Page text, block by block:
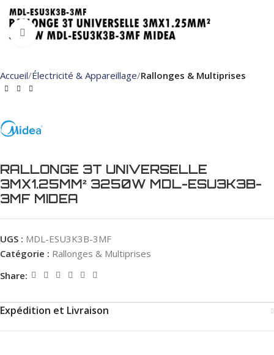
Click to enlarge
Accueil Électricité & Appareillage Rallonges & Multiprises
RALLONGE 3T UNIVERSELLE
3MX1.25MM² 3250W MDL-ESU3K3B-
3MF MIDEA
UGS : MDL-ESU3K3B-3MF
Catégorie : Rallonges & Multiprises
Share:
Expédition et Livraison